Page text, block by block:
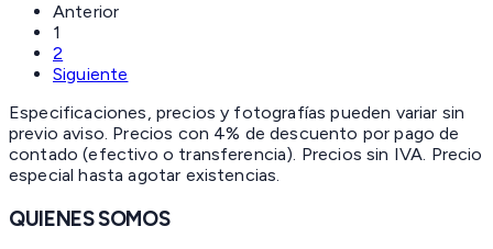
Anterior
1
2
Siguiente
Especificaciones, precios y fotografías pueden variar sin
previo aviso. Precios con 4% de descuento por pago de
contado (efectivo o transferencia). Precios sin IVA. Precio
especial hasta agotar existencias.
QUIENES SOMOS